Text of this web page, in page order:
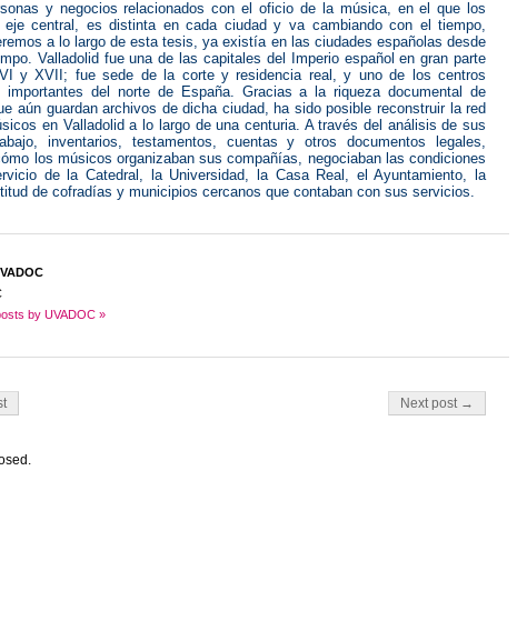
y negocios relacionados con el oficio de la música, en el que los
central, es distinta en cada ciudad y va cambiando con el tiempo,
a lo largo de esta tesis, ya existía en las ciudades españolas desde
Valladolid fue una de las capitales del Imperio español en gran parte
y XVII; fue sede de la corte y residencia real, y uno de los centros
importantes del norte de España. Gracias a la riqueza documental de
aún guardan archivos de dicha ciudad, ha sido posible reconstruir la red
en Valladolid a lo largo de una centuria. A través del análisis de sus
inventarios, testamentos, cuentas y otros documentos legales,
los músicos organizaban sus compañías, negociaban las condiciones
de la Catedral, la Universidad, la Casa Real, el Ayuntamiento, la
de cofradías y municipios cercanos que contaban con sus servicios.
by UVADOC »
Next post →